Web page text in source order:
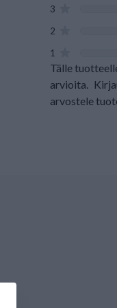
3
2
1
Tälle
arvioita.
arvostele